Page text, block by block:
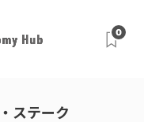
0
ステーク